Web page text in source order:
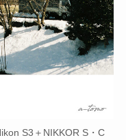
S3＋NIKKOR S・C